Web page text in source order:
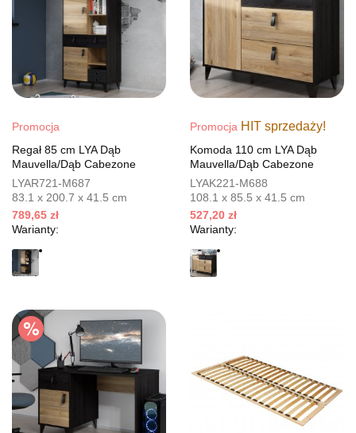
Promocja
Regał 85 cm LYA Dąb
Mauvella/Dąb Cabezone
LYAR721-M687
83.1 x 200.7 x 41.5 cm
789,65 zł
Warianty:
Promocja HIT sprzedaży!
Komoda 110 cm LYA Dąb
Mauvella/Dąb Cabezone
LYAK221-M688
108.1 x 85.5 x 41.5 cm
527,20 zł
Warianty: